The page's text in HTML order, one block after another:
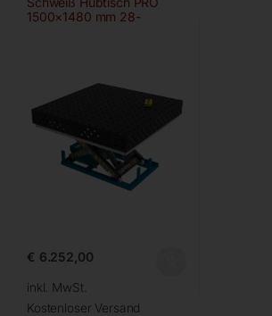
1500×1480 mm 28-
€ 6.252,00
inkl. MwSt.
Kostenloser Versand